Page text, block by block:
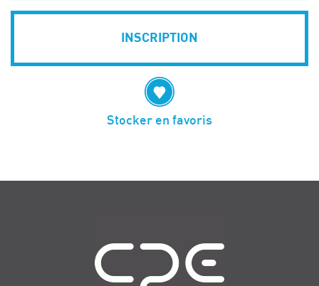
INSCRIPTION
Stocker en favoris